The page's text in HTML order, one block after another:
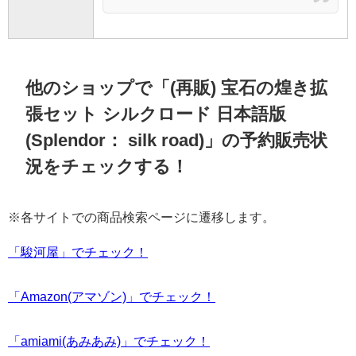
他のショップで「(再販) 宝石の煌き拡
張セット シルクロード 日本語版
(Splendor： silk road)」の予約販売状
況をチェックする！
※各サイトでの商品検索ページに遷移します。
「駿河屋」でチェック！
「Amazon(アマゾン)」でチェック！
「amiami(あみあみ)」でチェック！